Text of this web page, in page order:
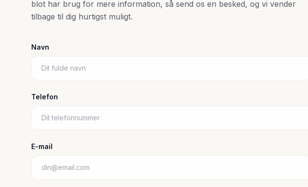
blot har brug for mere information, så send os en besked, og vi vender
tilbage til dig hurtigst muligt.
Navn
Telefon
E-mail